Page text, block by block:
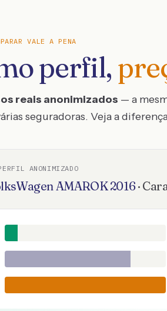
VALE A PENA
perfil,
reais anonimizados — a
seguradoras. Veja a
ANONIMIZADO
AMAROK2016·